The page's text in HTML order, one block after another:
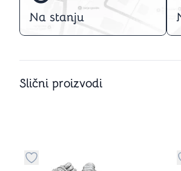
Na stanju
Slični proizvodi
Dugme za dodavanje stvari u